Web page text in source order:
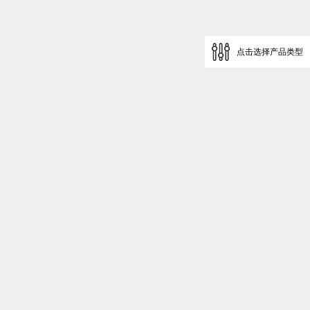
点击选择产品类型